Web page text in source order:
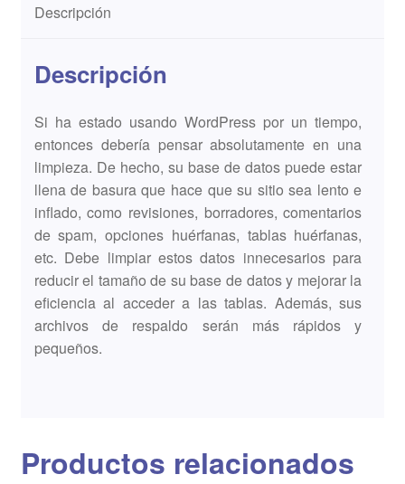
Descripción
Descripción
Si ha estado usando WordPress por un tiempo,
entonces debería pensar absolutamente en una
limpieza. De hecho, su base de datos puede estar
llena de basura que hace que su sitio sea lento e
inflado, como revisiones, borradores, comentarios
de spam, opciones huérfanas, tablas huérfanas,
etc. Debe limpiar estos datos innecesarios para
reducir el tamaño de su base de datos y mejorar la
eficiencia al acceder a las tablas. Además, sus
archivos de respaldo serán más rápidos y
pequeños.
Productos relacionados